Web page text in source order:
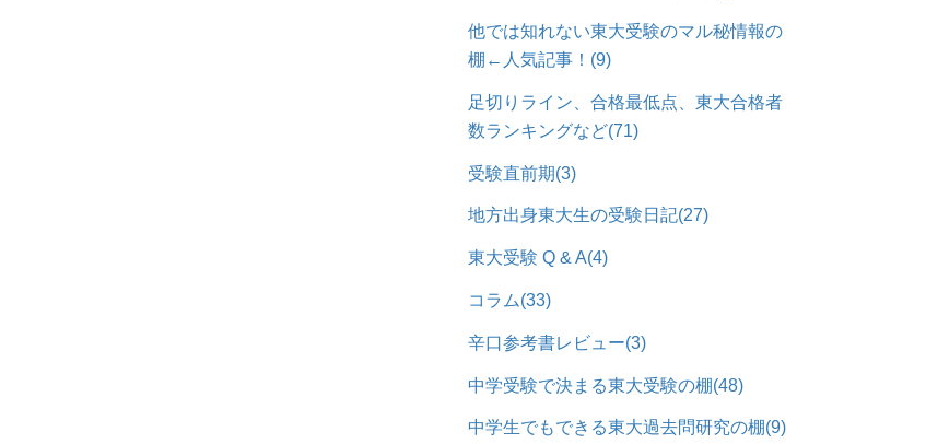
他では知れない東大受験のマル秘情報の
棚←人気記事！ (9)
足切りライン、合格最低点、東大合格者
数ランキングなど(71)
受験直前期(3)
地方出身東大生の受験日記(27)
東大受験 Q & A(4)
コラム(33)
辛口参考書レビュー(3)
中学受験で決まる東大受験の棚(48)
中学生でもできる東大過去問研究の棚(9)